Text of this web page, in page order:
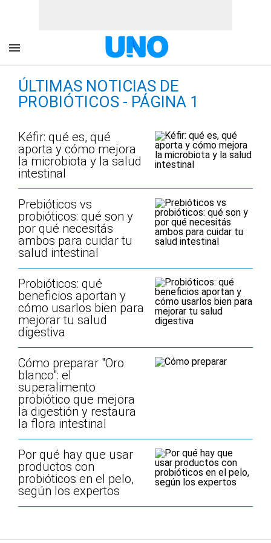
ÚLTIMAS NOTICIAS DE
PROBIÓTICOS - PÁGINA 1
Kéfir: qué es, qué
aporta y cómo mejora
la microbiota y la salud
intestinal
Prebióticos vs
probióticos: qué son y
por qué necesitás
ambos para cuidar tu
salud intestinal
Probióticos: qué
beneficios aportan y
cómo usarlos bien para
mejorar tu salud
digestiva
Cómo preparar "Oro
blanco": el
superalimento
probiótico que mejora
la digestión y restaura
la flora intestinal
Por qué hay que usar
productos con
probióticos en el pelo,
según los expertos